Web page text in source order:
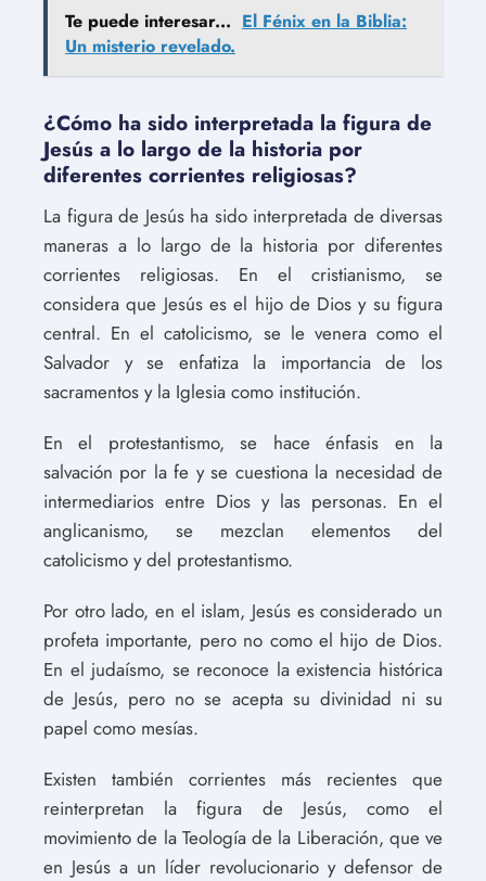
Te puede interesar... El Fénix en la Biblia:
Un misterio revelado.
¿Cómo ha sido interpretada la figura de
Jesús a lo largo de la historia por
diferentes corrientes religiosas?
La figura de Jesús ha sido interpretada de diversas
maneras a lo largo de la historia por diferentes
corrientes religiosas. En el cristianismo, se
considera que Jesús es el hijo de Dios y su figura
central. En el catolicismo, se le venera como el
Salvador y se enfatiza la importancia de los
sacramentos y la Iglesia como institución.
En el protestantismo, se hace énfasis en la
salvación por la fe y se cuestiona la necesidad de
intermediarios entre Dios y las personas. En el
anglicanismo, se mezclan elementos del
catolicismo y del protestantismo.
Por otro lado, en el islam, Jesús es considerado un
profeta importante, pero no como el hijo de Dios.
En el judaísmo, se reconoce la existencia histórica
de Jesús, pero no se acepta su divinidad ni su
papel como mesías.
Existen también corrientes más recientes que
reinterpretan la figura de Jesús, como el
movimiento de la Teología de la Liberación, que ve
en Jesús a un líder revolucionario y defensor de